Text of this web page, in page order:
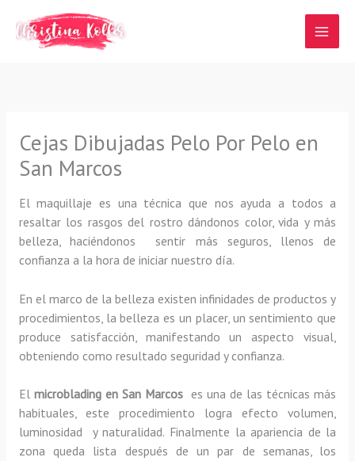
contenido
Cejas Dibujadas Pelo Por Pelo en
San Marcos
El maquillaje es una técnica que nos ayuda a todos a
resaltar los rasgos del rostro dándonos color, vida y más
belleza, haciéndonos sentir más seguros, llenos de
confianza a la hora de iniciar nuestro día.
En el marco de la belleza existen infinidades de productos y
procedimientos, la belleza es un placer, un sentimiento que
produce satisfacción, manifestando un aspecto visual,
obteniendo como resultado seguridad y confianza.
El microblading en San Marcos es una de las técnicas más
habituales, este procedimiento logra efecto volumen,
luminosidad y naturalidad. Finalmente la apariencia de la
zona queda lista después de un par de semanas, los